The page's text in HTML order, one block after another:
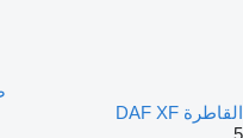
القاطرة DAF XF
5